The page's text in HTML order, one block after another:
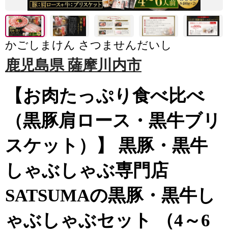
かごしまけん さつませんだいし
鹿児島県 薩摩川内市
【お肉たっぷり食べ比べ
（黒豚肩ロース・黒牛ブリ
スケット）】 黒豚・黒牛
しゃぶしゃぶ専門店
SATSUMAの黒豚・黒牛し
ゃぶしゃぶセット （4～6